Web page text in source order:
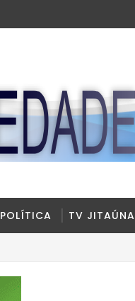
POLÍTICA TV JITAÚNA